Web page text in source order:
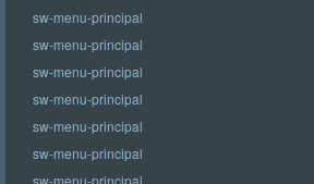
sw-menu-principal
sw-menu-principal
sw-menu-principal
sw-menu-principal
sw-menu-principal
sw-menu-principal
sw-menu-principal